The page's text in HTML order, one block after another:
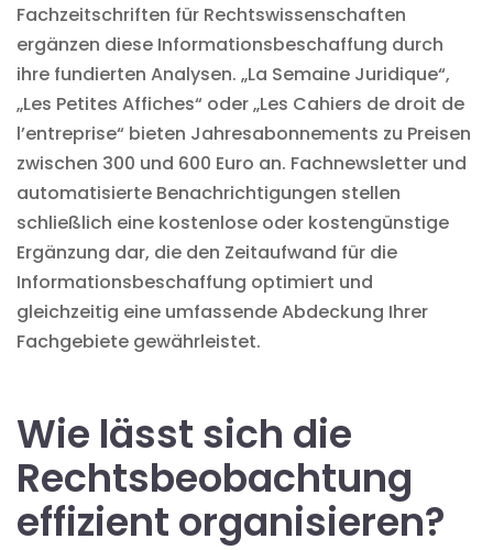
Fachzeitschriften für Rechtswissenschaften
ergänzen diese Informationsbeschaffung durch
ihre fundierten Analysen. „La Semaine Juridique“,
„Les Petites Affiches“ oder „Les Cahiers de droit de
l’entreprise“ bieten Jahresabonnements zu Preisen
zwischen 300 und 600 Euro an. Fachnewsletter und
automatisierte Benachrichtigungen stellen
schließlich eine kostenlose oder kostengünstige
Ergänzung dar, die den Zeitaufwand für die
Informationsbeschaffung optimiert und
gleichzeitig eine umfassende Abdeckung Ihrer
Fachgebiete gewährleistet.
Wie lässt sich die
Rechtsbeobachtung
effizient organisieren?